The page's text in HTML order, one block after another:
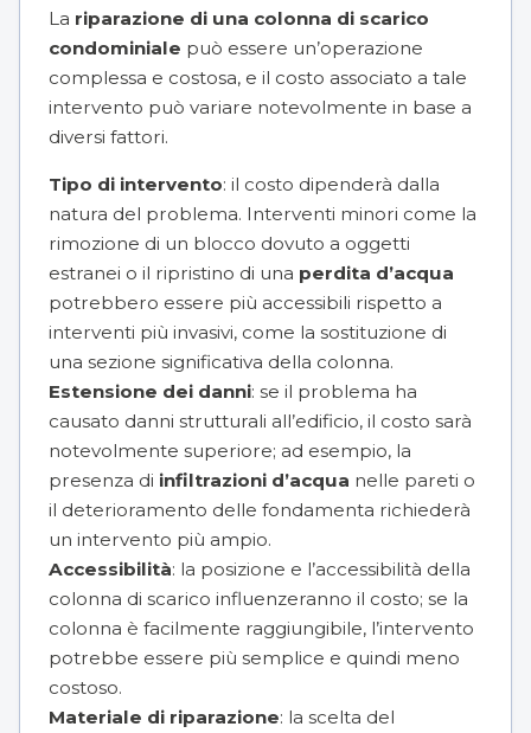
La riparazione di una colonna di scarico
condominiale può essere un’operazione
complessa e costosa, e il costo associato a tale
intervento può variare notevolmente in base a
diversi fattori.
Tipo di intervento: il costo dipenderà dalla
natura del problema. Interventi minori come la
rimozione di un blocco dovuto a oggetti
estranei o il ripristino di una perdita d’acqua
potrebbero essere più accessibili rispetto a
interventi più invasivi, come la sostituzione di
una sezione significativa della colonna.
Estensione dei danni: se il problema ha
causato danni strutturali all’edificio, il costo sarà
notevolmente superiore; ad esempio, la
presenza di infiltrazioni d’acqua nelle pareti o
il deterioramento delle fondamenta richiederà
un intervento più ampio.
Accessibilità: la posizione e l’accessibilità della
colonna di scarico influenzeranno il costo; se la
colonna è facilmente raggiungibile, l’intervento
potrebbe essere più semplice e quindi meno
costoso.
Materiale di riparazione: la scelta del